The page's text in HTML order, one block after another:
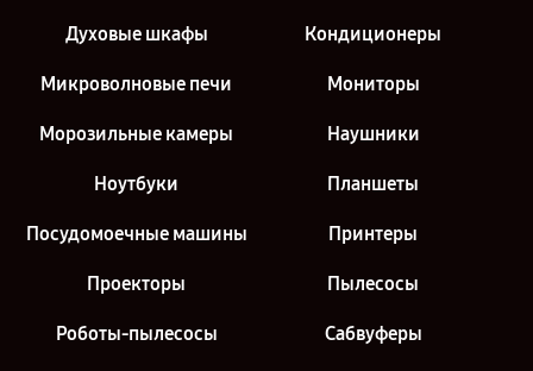
Духовые шкафы Кондиционеры
Микроволновые печи Мониторы
Морозильные камеры Наушники
Ноутбуки Планшеты
Посудомоечные машины Принтеры
Проекторы Пылесосы
Роботы-пылесосы Сабвуферы